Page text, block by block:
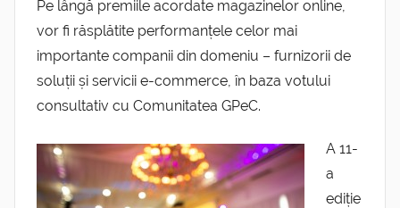
Pe lângă premiile acordate magazinelor online,
vor fi răsplătite performanțele celor mai
importante companii din domeniu – furnizorii de
soluții și servicii e-commerce, în baza votului
consultativ cu Comunitatea GPeC.
A 11-
a
ediție